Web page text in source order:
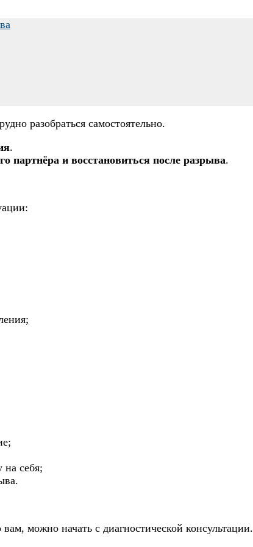
разобраться самостоятельно.
.
партнёра и восстановиться после разрыва.
на себя;
можно начать с диагностической консультации.